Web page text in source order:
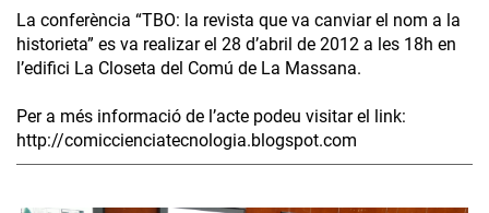
La conferència “TBO: la revista que va canviar el nom a la
historieta” es va realizar el 28 d’abril de 2012 a les 18h en
l’edifici La Closeta del Comú de La Massana.
Per a més informació de l’acte podeu visitar el link:
http://comiccienciatecnologia.blogspot.com